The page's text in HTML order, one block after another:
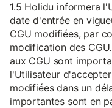
1.5 Holidu informera
date d'entrée en
CGU modifiées, par
modification des
aux CGU sont
l'Utilisateur
modifiées dans un
importantes sont en